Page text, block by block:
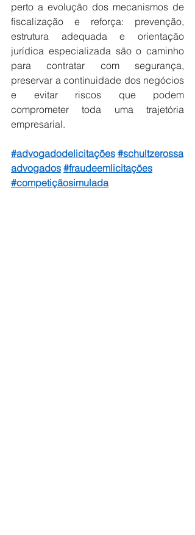
perto a evolução dos mecanismos de
fiscalização e reforça: prevenção,
estrutura adequada e orientação
jurídica especializada são o caminho
para contratar com segurança,
preservar a continuidade dos negócios
e evitar riscos que podem
comprometer toda uma trajetória
empresarial.
#advogadodelicitações #schultzerossa
advogados #fraudeemlicitações
#competiçãosimulada